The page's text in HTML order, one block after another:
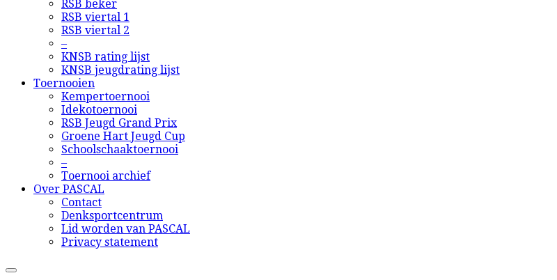
RSB beker
RSB viertal 1
RSB viertal 2
–
KNSB rating lijst
KNSB jeugdrating lijst
Toernooien
Kempertoernooi
Idekotoernooi
RSB Jeugd Grand Prix
Groene Hart Jeugd Cup
Schoolschaaktoernooi
–
Toernooi archief
Over PASCAL
Contact
Denksportcentrum
Lid worden van PASCAL
Privacy statement